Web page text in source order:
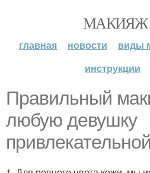
МАКИЯЖ
главная новости виды
инструкции
Правильный
любую девушку